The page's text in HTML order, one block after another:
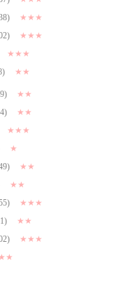
★★★
★★★
★★★
★★
★★
★★
★★★
★
★★
★★
★★★
★★
★★★